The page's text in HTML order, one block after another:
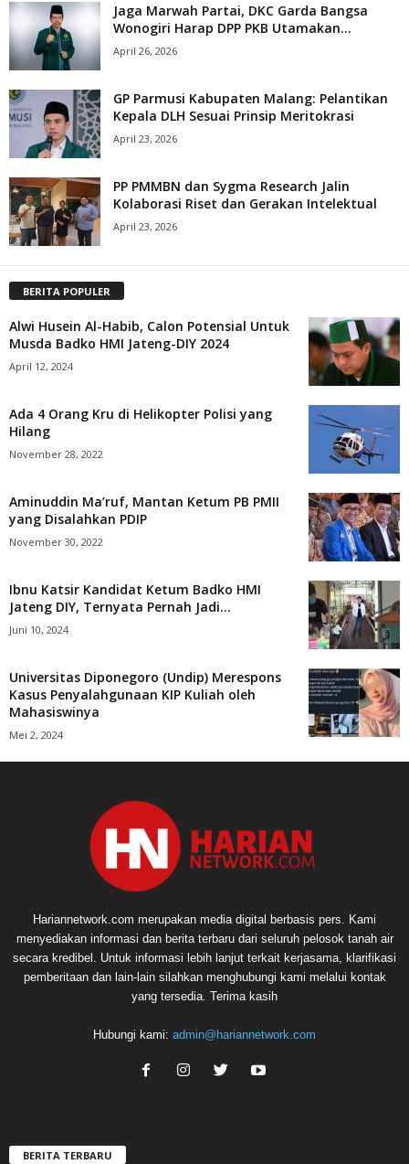
Jaga Marwah Partai, DKC Garda Bangsa
Wonogiri Harap DPP PKB Utamakan...
April 26, 2026
GP Parmusi Kabupaten Malang: Pelantikan
Kepala DLH Sesuai Prinsip Meritokrasi
April 23, 2026
PP PMMBN dan Sygma Research Jalin
Kolaborasi Riset dan Gerakan Intelektual
April 23, 2026
BERITA POPULER
Alwi Husein Al-Habib, Calon Potensial Untuk
Musda Badko HMI Jateng-DIY 2024
April 12, 2024
Ada 4 Orang Kru di Helikopter Polisi yang
Hilang
November 28, 2022
Aminuddin Ma’ruf, Mantan Ketum PB PMII
yang Disalahkan PDIP
November 30, 2022
Ibnu Katsir Kandidat Ketum Badko HMI
Jateng DIY, Ternyata Pernah Jadi...
Juni 10, 2024
Universitas Diponegoro (Undip) Merespons
Kasus Penyalahgunaan KIP Kuliah oleh
Mahasiswinya
Mei 2, 2024
Hariannetwork.com merupakan media digital berbasis pers. Kami
menyediakan informasi dan berita terbaru dari seluruh pelosok tanah air
secara kredibel. Untuk informasi lebih lanjut terkait kerjasama, klarifikasi
pemberitaan dan lain-lain silahkan menghubungi kami melalui kontak
yang tersedia. Terima kasih
Hubungi kami: admin@hariannetwork.com
BERITA TERBARU